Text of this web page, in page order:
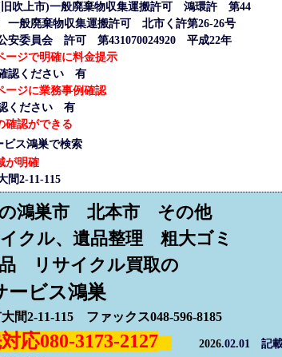
旧吹上市)一般廃棄物収集運搬許可 鴻環許 第44
般廃棄物収集運搬許可 北市く許第26-26号
安委員会 許可 第431070024920 平成22年
ージで明確に料金提示
認ください 有
ージに業務事例確認
ください 有
確認ができる
ビス鴻巣で検索
が明確
間2-11-115
鴻巣市 北本市 その他
イクル、遺品整理 粗大ゴミ
リサイクル買取の
ービス鴻巣
間2-11-115 ファックス048-596-8185
応080-3173-2127 2026.02.01 記